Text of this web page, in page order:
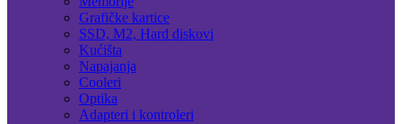
Grafičke kartice
SSD, M2, Hard diskovi
Kućišta
Napajanja
Cooleri
Optika
Adapteri i kontroleri